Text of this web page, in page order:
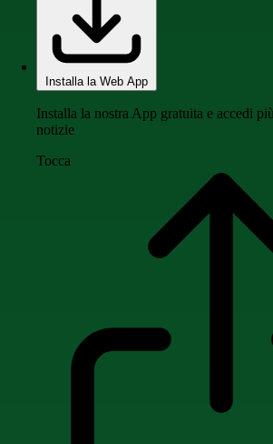
Installa la Web App
Installa la nostra App gratuita e accedi
notizie
Tocca